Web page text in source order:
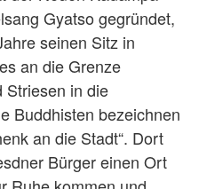
Gyatso gegründet,
seinen Sitz in
an die Grenze
Striesen in die
Buddhisten bezeichnen
an die Stadt“. Dort
Bürger einen Ort